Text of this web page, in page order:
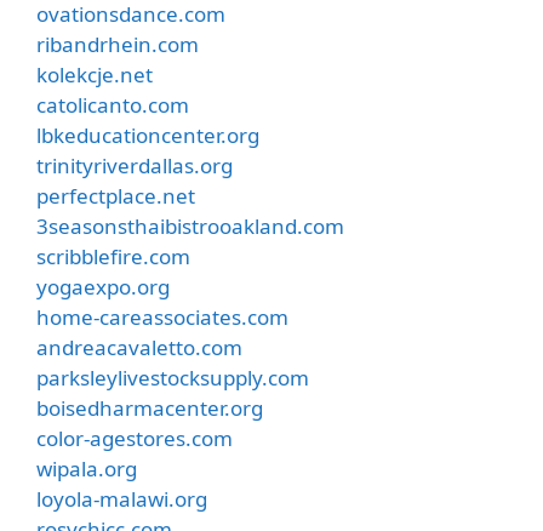
ovationsdance.com
ribandrhein.com
kolekcje.net
catolicanto.com
lbkeducationcenter.org
trinityriverdallas.org
perfectplace.net
3seasonsthaibistrooakland.com
scribblefire.com
yogaexpo.org
home-careassociates.com
andreacavaletto.com
parksleylivestocksupply.com
boisedharmacenter.org
color-agestores.com
wipala.org
loyola-malawi.org